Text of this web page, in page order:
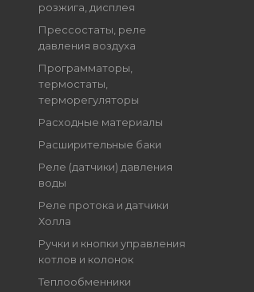
розжига, дисплея
Прессостаты, реле
давления воздуха
Программаторы,
термостаты,
терморегуляторы
Расходные материалы
Расширительные баки
Реле (датчики) давления
воды
Реле протока и датчики
Холла
Ручки и кнопки управления
котлов и колонок
Теплообменники